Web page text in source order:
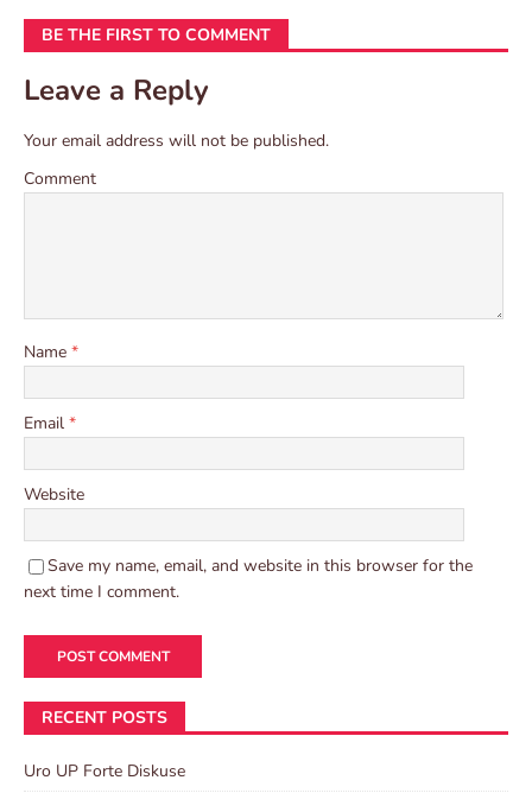
BE THE FIRST TO COMMENT
Leave a Reply
Your email address will not be published.
Comment
Name *
Email *
Website
Save my name, email, and website in this browser for the
next time I comment.
RECENT POSTS
Uro UP Forte Diskuse